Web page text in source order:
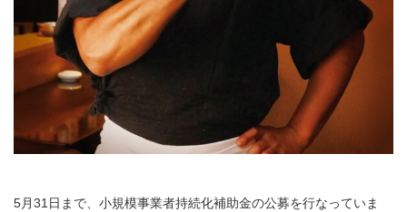
5月31日まで、小規模事業者持続化補助金の公募を行なっていま